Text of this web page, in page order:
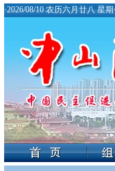
·2026/08/10 农历六月廿八 星